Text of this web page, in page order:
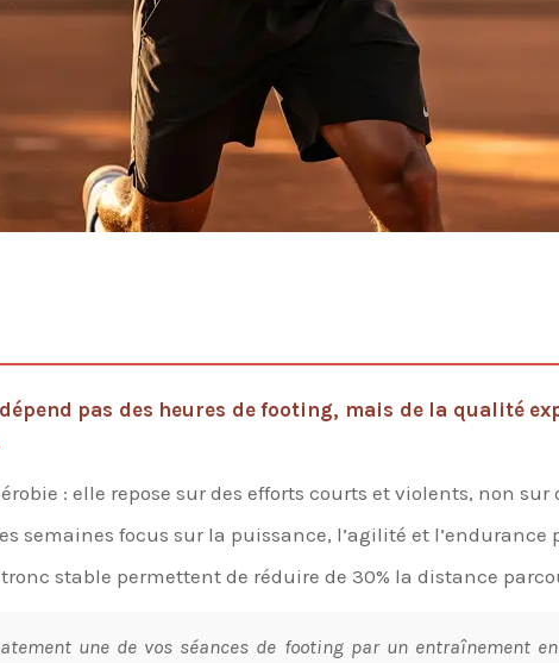
pas des heures de footing, mais de la qualité
: elle repose sur des efforts courts et violents, non
semaines focus sur la puissance, l’agilité et
stable permettent de réduire de 30% la distance
une de vos séances de footing par un entraînement